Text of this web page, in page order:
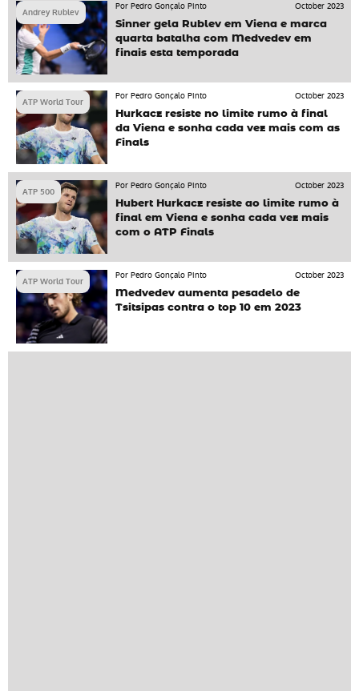
Andrey Rublev
Por Pedro Gonçalo Pinto
October 2023
Sinner gela Rublev em Viena e marca
quarta batalha com Medvedev em
finais esta temporada
ATP World Tour
Por Pedro Gonçalo Pinto
October 2023
Hurkacz resiste no limite rumo à final
da Viena e sonha cada vez mais com as
Finals
ATP 500
Por Pedro Gonçalo Pinto
October 2023
Hubert Hurkacz resiste ao limite rumo à
final em Viena e sonha cada vez mais
com o ATP Finals
ATP World Tour
Por Pedro Gonçalo Pinto
October 2023
Medvedev aumenta pesadelo de
Tsitsipas contra o top 10 em 2023